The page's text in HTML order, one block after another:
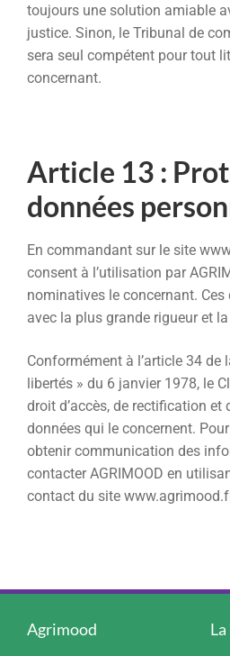
toujours une solution amiable
justice. Sinon, le Tribunal de
sera seul compétent pour tout
concernant.
Article 13 :
données
En commandant sur le site
consent à l’utilisation par
nominatives le concernant.
avec la plus grande rigueur et
Conformément à l’article 34
libertés » du 6 janvier 1978, le
droit d’accès, de rectification et
données qui le concernent.
obtenir communication des
contacter AGRIMOOD en
contact du site
Agrimood